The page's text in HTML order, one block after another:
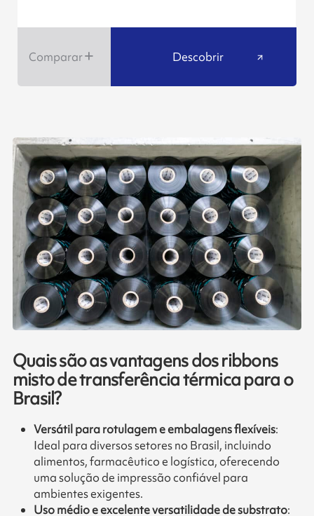
Comparar Descobrir
Quais são as vantagens dos ribbons
misto de transferência térmica para o
Brasil?
Versátil para rotulagem e embalagens flexíveis:
Ideal para diversos setores no Brasil, incluindo
alimentos, farmacêutico e logística, oferecendo
uma solução de impressão confiável para
ambientes exigentes.
Uso médio e excelente versatilidade de substrato: